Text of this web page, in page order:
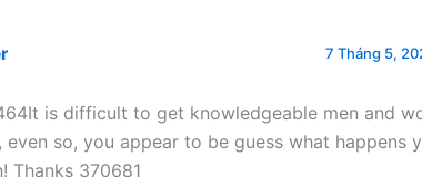
7 Tháng 5,
is difficult to get knowledgeable men and
even so, you appear to be guess what happens
Thanks 370681